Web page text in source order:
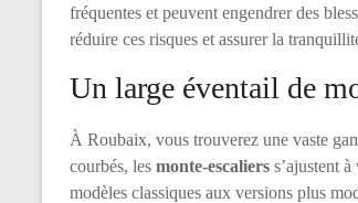
fréquentes et peuvent engendrer des
réduire ces risques et assurer la
Un large éventail de
À Roubaix, vous trouverez une vaste
courbés, les monte-escaliers s’ajustent
modèles classiques aux versions plus